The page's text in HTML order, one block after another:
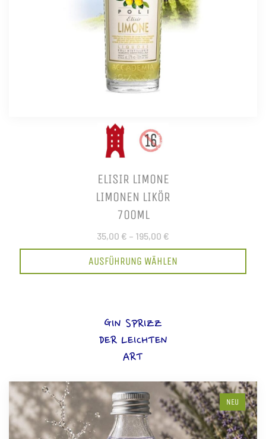
ELISIR LIMONE
LIMONEN LIKÖR
700ML
35,00 € – 195,00 €
AUSFÜHRUNG WÄHLEN
GIN SPRIZZ
DER LEICHTEN
ART
NEU